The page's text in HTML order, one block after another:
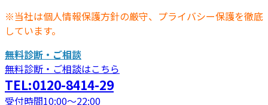
※当社は個人情報保護方針の厳守、プライバシー保護を徹底
しています。
無料診断・ご相談
無料診断・ご相談はこちら
TEL:0120-8414-29
受付時間10:00～22:00